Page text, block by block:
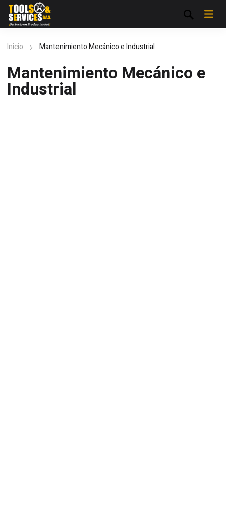
Inicio Mantenimiento Mecánico e Industrial
Mantenimiento Mecánico e
Industrial